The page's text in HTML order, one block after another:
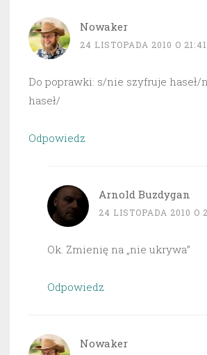
Nowaker
24 LISTOPADA 2010 O 21:41
Do poprawki: s/nie szyfruje haseł/
haseł/
Odpowiedz
Arnold Buzdygan
24 LISTOPADA 2010 O
Ok. Zmienię na „nie ukrywa”
Odpowiedz
Nowaker